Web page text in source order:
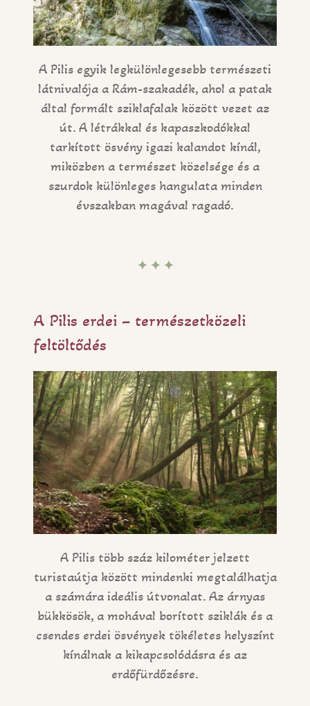
A Pilis egyik legkülönlegesebb természeti
látnivalója a Rám-szakadék, ahol a patak
által formált sziklafalak között vezet az
út. A létrákkal és kapaszkodókkal
tarkított ösvény igazi kalandot kínál,
miközben a természet közelsége és a
szurdok különleges hangulata minden
évszakban magával ragadó.
✦ ✦ ✦
A Pilis erdei – természetközeli
feltöltődés
A Pilis több száz kilométer jelzett
turistaútja között mindenki megtalálhatja
a számára ideális útvonalat. Az árnyas
bükkösök, a mohával borított sziklák és a
csendes erdei ösvények tökéletes helyszínt
kínálnak a kikapcsolódásra és az
erdőfürdőzésre.